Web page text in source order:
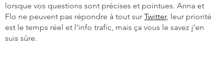
lorsque vos questions sont précises et pointues. Anna et
Flo ne peuvent pas répondre à tout sur Twitter, leur priorité
est le temps réel et l’info trafic, mais ça vous le savez j’en
suis sûre.